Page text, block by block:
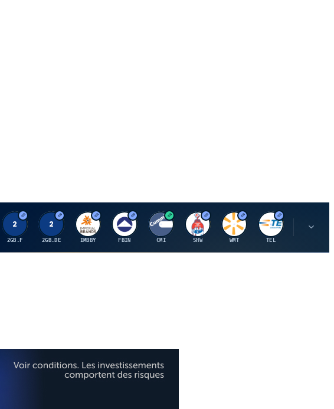
2
2GB.F
2
2GB.DE
I
IMBBY
F
FBIN
C
CMI
S
SHW
W
WMT TEL
M